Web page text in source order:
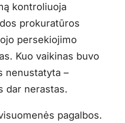
kontroliuoja
prokuratūros
persekiojimo
Kuo vaikinas buvo
nenustatyta –
dar nerastas.
pagalbos.